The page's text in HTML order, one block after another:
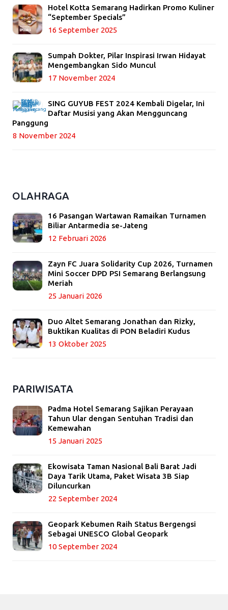
Hotel Kotta Semarang Hadirkan Promo Kuliner
“September Specials”
16 September 2025
Sumpah Dokter, Pilar Inspirasi Irwan Hidayat
Mengembangkan Sido Muncul
17 November 2024
SING GUYUB FEST 2024 Kembali Digelar, Ini
Daftar Musisi yang Akan Mengguncang
Panggung
8 November 2024
OLAHRAGA
16 Pasangan Wartawan Ramaikan Turnamen
Biliar Antarmedia se-Jateng
12 Februari 2026
Zayn FC Juara Solidarity Cup 2026, Turnamen
Mini Soccer DPD PSI Semarang Berlangsung
Meriah
25 Januari 2026
Duo Altet Semarang Jonathan dan Rizky,
Buktikan Kualitas di PON Beladiri Kudus
13 Oktober 2025
PARIWISATA
Padma Hotel Semarang Sajikan Perayaan
Tahun Ular dengan Sentuhan Tradisi dan
Kemewahan
15 Januari 2025
Ekowisata Taman Nasional Bali Barat Jadi
Daya Tarik Utama, Paket Wisata 3B Siap
Diluncurkan
22 September 2024
Geopark Kebumen Raih Status Bergengsi
Sebagai UNESCO Global Geopark
10 September 2024